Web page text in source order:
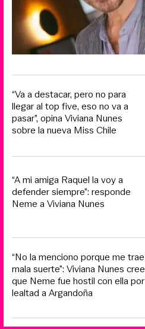
“Va a destacar, pero no para
llegar al top five, eso no va a
pasar”, opina Viviana Nunes
sobre la nueva Miss Chile
“A mi amiga Raquel la voy a
defender siempre”: responde
Neme a Viviana Nunes
“No la menciono porque me trae
mala suerte”: Viviana Nunes cree
que Neme fue hostil con ella por
lealtad a Argandoña